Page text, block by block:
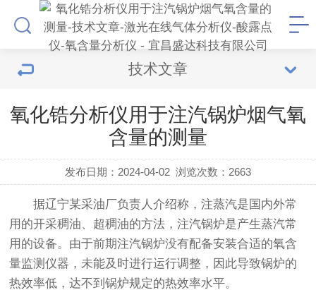
技术文章
氧化锆分析仪用于注汽锅炉烟气氧
含量的测量
发布日期：2024-04-02 浏览次数： 2663
据辽宁某采油厂负责人介绍称，注蒸汽是国内外常
用的开采稠油、超稠油的方法，注汽锅炉是产生蒸汽常
用的设备。由于前期注汽锅炉没有配备安装合适的氧含
量监测仪器，未能及时进行运行调整，因此导致锅炉的
热效率低，达不到锅炉规定的热效率水平。